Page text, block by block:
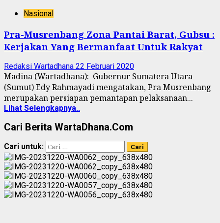
Nasional
Pra-Musrenbang Zona Pantai Barat, Gubsu :
Kerjakan Yang Bermanfaat Untuk Rakyat
Redaksi Wartadhana 22 Februari 2020
Madina (Wartadhana): Gubernur Sumatera Utara
(Sumut) Edy Rahmayadi mengatakan, Pra Musrenbang
merupakan persiapan pemantapan pelaksanaan...
Lihat Selengkapnya..
Cari Berita WartaDhana.Com
Cari untuk: